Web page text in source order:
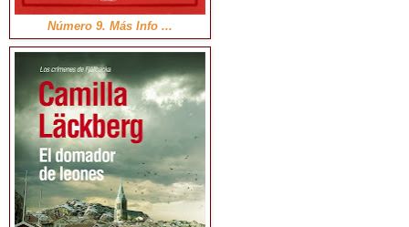
Número 9. Más Info ...